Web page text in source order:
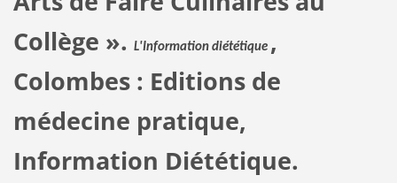
Collège ». L'Information diététique ,
Colombes : Editions de
médecine pratique,
Information Diététique.